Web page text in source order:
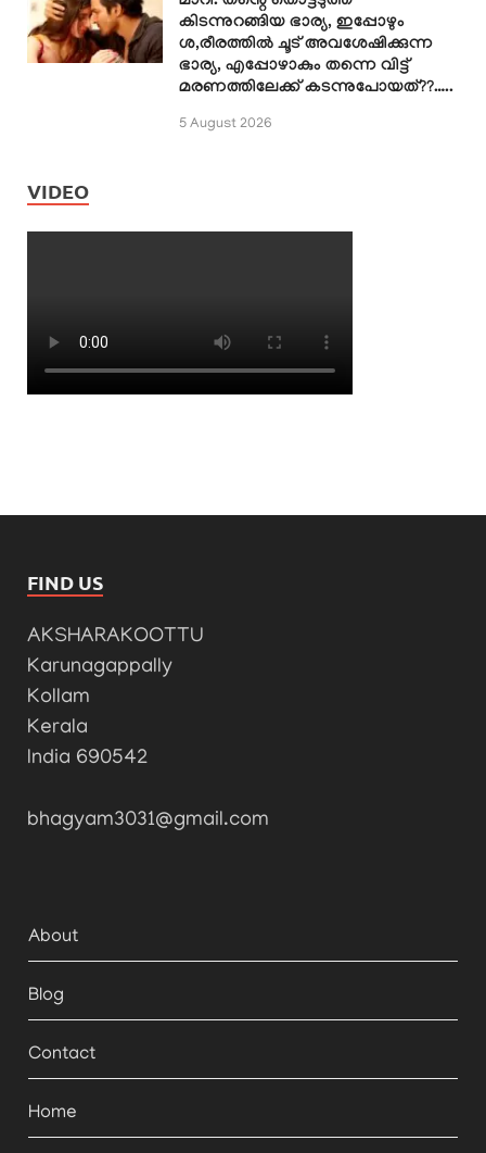
കിടന്നുറങ്ങിയ ഭാര്യ, ഇപ്പോഴും
ശ,രീരത്തിൽ ചൂട് അവശേഷിക്കുന്ന
ഭാര്യ, എപ്പോഴാകും തന്നെ വിട്ട്
മരണത്തിലേക്ക് കടന്നുപോയത്??…..
5 August 2026
VIDEO
FIND US
AKSHARAKOOTTU
Karunagappally
Kollam
Kerala
India 690542
bhagyam3031@gmail.com
About
Blog
Contact
Home